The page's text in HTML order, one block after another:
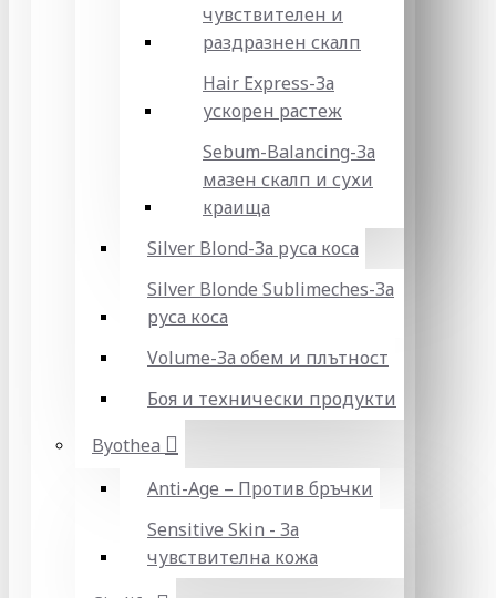
чувствителен и
раздразнен скалп
Hair Express-За
ускорен растеж
Sebum-Balancing-За
мазен скалп и сухи
краища
Silver Blond-За руса коса
Silver Blonde Sublіmeches-За
руса коса
Volume-За обем и плътност
Боя и технически продукти
Byothea
Anti-Age – Против бръчки
Sensitive Skin - За
чувствителна кожа